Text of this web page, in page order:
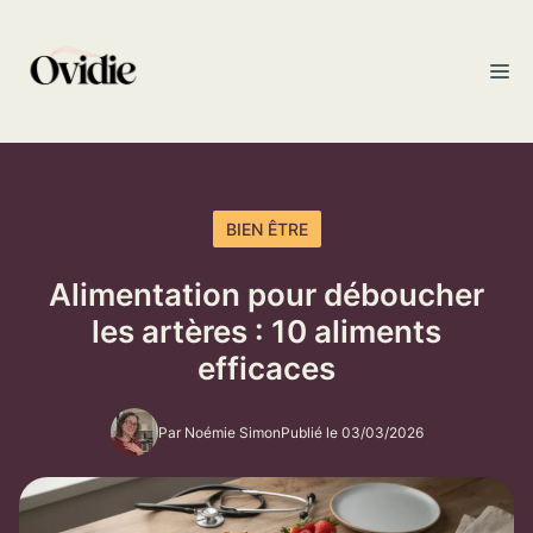
contenu
BIEN ÊTRE
Alimentation pour déboucher
les artères : 10 aliments
efficaces
Par Noémie SimonPublié le 03/03/2026